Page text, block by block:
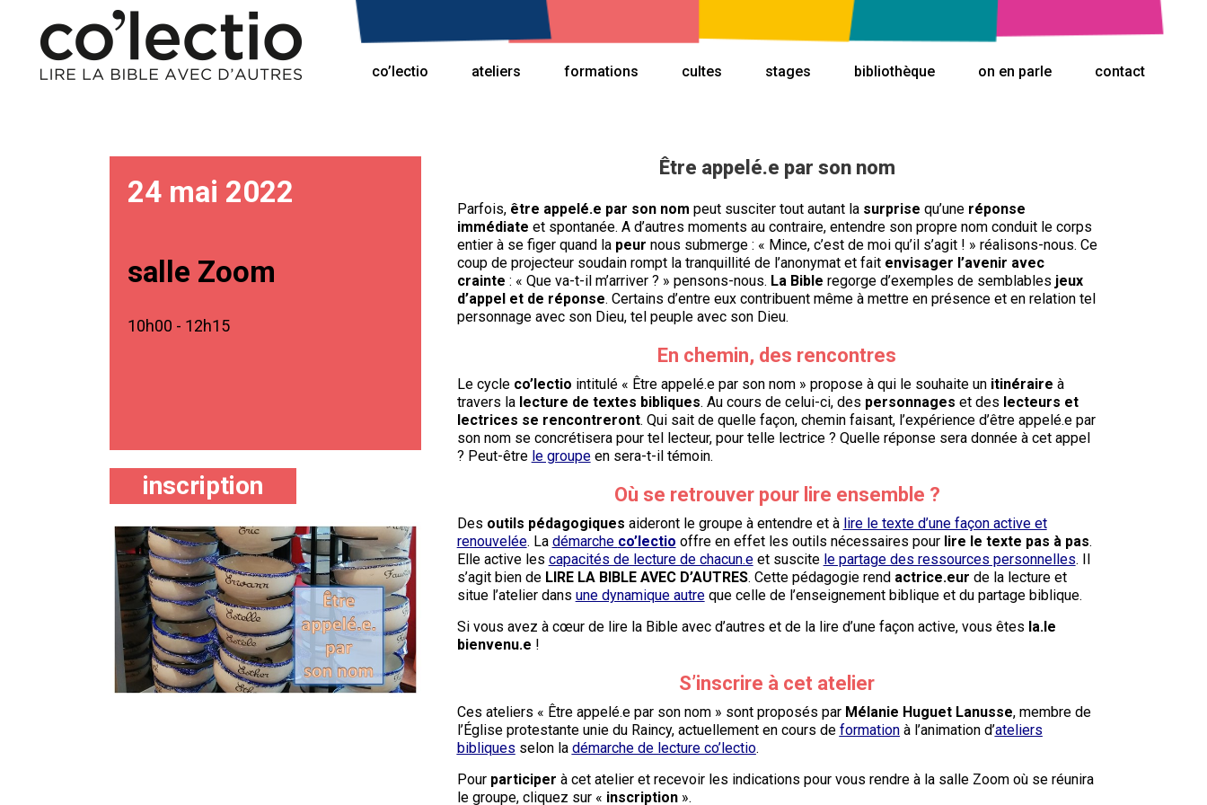
co’lectio ateliers formations cultes stages bibliothèque on en parle contact
24 mai 2022
salle Zoom
10h00 - 12h15
inscription
Être appelé.e par son nom
Parfois, être appelé.e par son nom peut susciter tout autant la surprise qu’une réponse
immédiate et spontanée. A d’autres moments au contraire, entendre son propre nom conduit le corps
entier à se figer quand la peur nous submerge : « Mince, c’est de moi qu’il s’agit ! » réalisons-nous. Ce
coup de projecteur soudain rompt la tranquillité de l’anonymat et fait envisager l’avenir avec
crainte : « Que va-t-il m’arriver ? » pensons-nous. La Bible regorge d’exemples de semblables jeux
d’appel et de réponse. Certains d’entre eux contribuent même à mettre en présence et en relation tel
personnage avec son Dieu, tel peuple avec son Dieu.
En chemin, des rencontres
Le cycle co’lectio intitulé « Être appelé.e par son nom » propose à qui le souhaite un itinéraire à
travers lalecture de textes bibliques. Au cours de celui-ci, des personnages et des lecteurs et
lectrices se rencontreront. Qui sait de quelle façon, chemin faisant, l’expérience d’être appelé.e par
son nom se concrétisera pour tel lecteur, pour telle lectrice ? Quelle réponse sera donnée à cet appel
? Peut-être le groupeen sera-t-il témoin.
Où se retrouver pour lire ensemble ?
Des outils pédagogiques aideront le groupe à entendre et à lire le texte d’une façon active et
renouvelée. La démarche co’lectio offre en effet les outils nécessaires pour lire le texte pas à pas.
Elle active les capacités de lecture de chacun.eet suscite le partage des ressources personnelles. Il
s’agit bien de LIRE LA BIBLE AVEC D’AUTRES. Cette pédagogie rend actrice.eur de la lecture et
situe l’atelier dans une dynamique autreque celle de l’enseignement biblique et du partage biblique.
Si vous avez à cœur de lire la Bible avec d’autres et de la lire d’une façon active, vous êtes la.le
bienvenu.e !
S’inscrire à cet atelier
Ces ateliers « Être appelé.e par son nom » sont proposés par Mélanie Huguet Lanusse, membre de
l’Église protestante unie du Raincy, actuellement en cours de formationà l’animation d’ateliers
bibliques selon la démarche de lecture co’lectio.
Pour participer à cet atelier et recevoir les indications pour vous rendre à la salle Zoom où se réunira
le groupe, cliquez sur « inscription».